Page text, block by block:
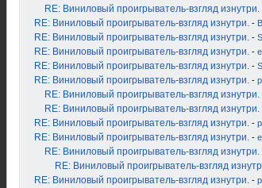
RE: Виниловый проигрыватель-взгляд изнутри.
RE: Виниловый проигрыватель-взгляд изнутри. -
RE: Виниловый проигрыватель-взгляд изнутри. -
RE: Виниловый проигрыватель-взгляд изнутри. -
RE: Виниловый проигрыватель-взгляд изнутри. -
RE: Виниловый проигрыватель-взгляд изнутри. -
RE: Виниловый проигрыватель-взгляд изнутри.
RE: Виниловый проигрыватель-взгляд изнутри.
RE: Виниловый проигрыватель-взгляд изнутри. -
RE: Виниловый проигрыватель-взгляд изнутри. -
RE: Виниловый проигрыватель-взгляд изнутри.
RE: Виниловый проигрыватель-взгляд
RE: Виниловый проигрыватель-взгляд изнутри. -